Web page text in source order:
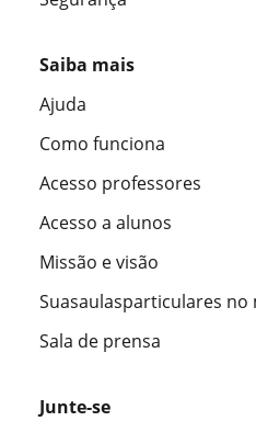
Saiba mais
Ajuda
Como funciona
Acesso professores
Acesso a alunos
Missão e visão
Suasaulasparticulares no
Sala de prensa
Junte-se